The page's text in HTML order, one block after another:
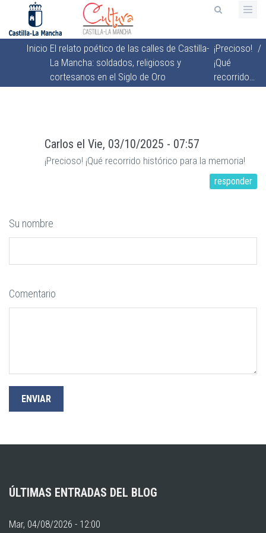
contenido
principal
Sobrescribir
enlaces
de
navegación
Inicio El relato poético de las calles de Castilla-
La Mancha: soldados, religiosos y
cortesanos en el Siglo de Oro
¡Precioso!
¡Qué
recorrido…
/
Carlos el Vie, 03/10/2025 - 07:57
¡Precioso! ¡Qué recorrido histórico para la memoria!
responder
Su nombre
Comentario
ÚLTIMAS ENTRADAS DEL BLOG
Mar, 04/08/2026 - 12:00